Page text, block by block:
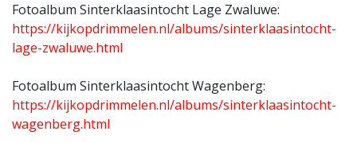
Fotoalbum Sinterklaasintocht Lage Zwaluwe:
https://kijkopdrimmelen.nl/albums/sinterklaasintocht-
lage-zwaluwe.html
Fotoalbum Sinterklaasintocht Wagenberg:
https://kijkopdrimmelen.nl/albums/sinterklaasintocht-
wagenberg.html